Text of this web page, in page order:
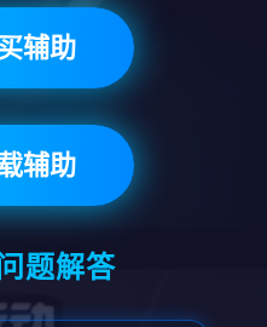
辅助
辅助
题解答